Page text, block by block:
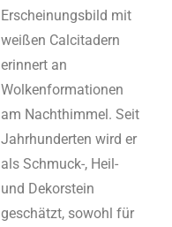
Erscheinungsbild mit
weißen Calcitadern
erinnert an
Wolkenformationen
am Nachthimmel. Seit
Jahrhunderten wird er
als Schmuck-, Heil-
und Dekorstein
geschätzt, sowohl für